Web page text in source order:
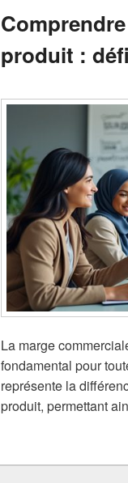
produit :
La marge
fondamental pour
représente la
produit, permettant